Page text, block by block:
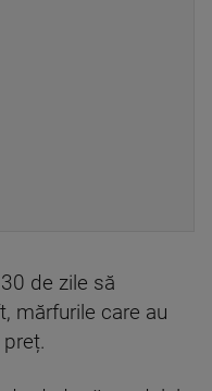
de zile să
mărfurile care au